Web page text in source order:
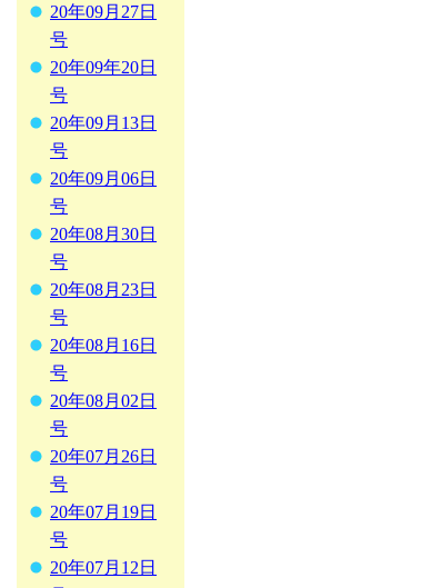
20年09月27日
号
20年09年20日
号
20年09月13日
号
20年09月06日
号
20年08月30日
号
20年08月23日
号
20年08月16日
号
20年08月02日
号
20年07月26日
号
20年07月19日
号
20年07月12日